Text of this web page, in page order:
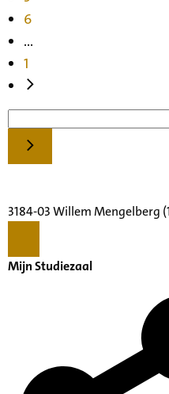
6
...
1
3184-03 Willem Mengelberg
Mijn Studiezaal